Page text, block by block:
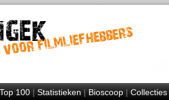
100|Statistieken|Bioscoop|Collecties